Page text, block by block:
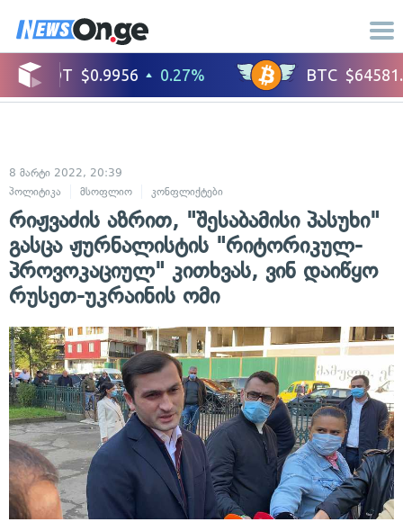
8 მარტი 2022, 20:39
პოლიტიკა
მსოფლიო კონფლიქტები
რიჟვაძის აზრით, "შესაბამისი პასუხი"
გასცა ჟურნალისტის "რიტორიკულ-
პროვოკაციულ" კითხვას, ვინ დაიწყო
რუსეთ-უკრაინის ომი